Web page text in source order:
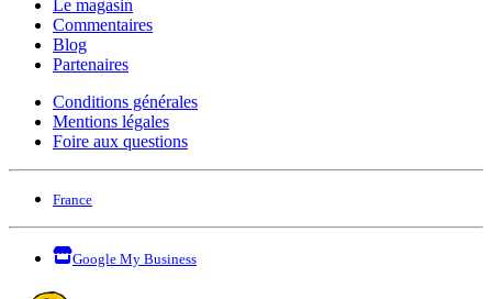
Le magasin
Commentaires
Blog
Partenaires
Conditions générales
Mentions légales
Foire aux questions
France
Google My Business